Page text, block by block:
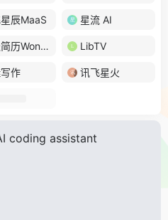
辰MaaS 星流 AI
超级简历WonderCV LibTV
作 讯飞星火